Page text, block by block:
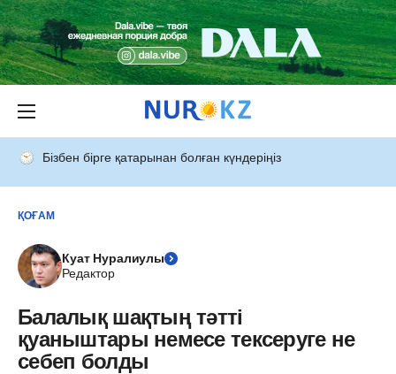
Бізбен бірге қатарынан болған күндеріңіз
ҚОҒАМ
Куат Нуралиулы
Редактор
Балалық шақтың тәтті
қуаныштары немесе тексеруге не
себеп болды